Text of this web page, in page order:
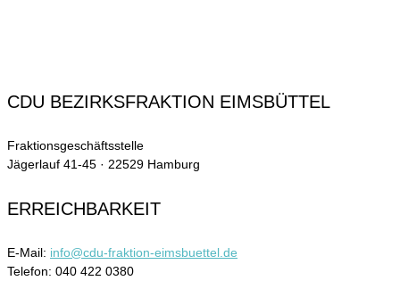
CDU BEZIRKSFRAKTION EIMSBÜTTEL
Fraktionsgeschäftsstelle
Jägerlauf 41-45 · 22529 Hamburg
ERREICHBARKEIT
E-Mail: info@cdu-fraktion-eimsbuettel.de
Telefon: 040 422 0380